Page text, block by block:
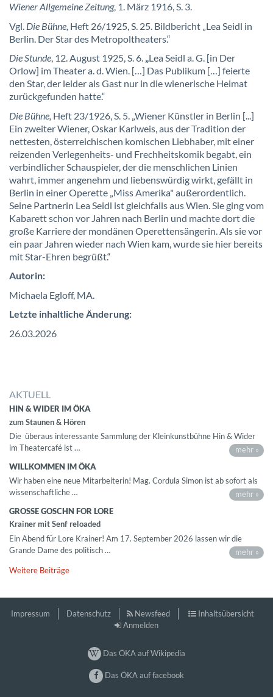
Wiener Allgemeine Zeitung, 1. März 1916, S. 3.
Vgl. Die Bühne, Heft 26/1925, S. 25. Bildbericht „Lea Seidl in
Berlin. Der Star des Metropoltheaters.“
Die Stunde, 12. August 1925, S. 6. „Lea Seidl a. G. [in Der
Orlow] im Theater a. d. Wien. […] Das Publikum […] feierte
den Star, der leider als Gast nur in die wienerische Heimat
zurückgefunden hatte.“
Die Bühne, Heft 23/1926, S. 5. „Wiener Künstler in Berlin [...]
Ein zweiter Wiener, Oskar Karlweis, aus der Tradition der
nettesten, österreichischen komischen Liebhaber, mit einer
reizenden Verlegenheits- und Frechheitskomik begabt, ein
verbindlicher Schauspieler, der die menschlichen Linien
wahrt, immer angenehm und liebenswürdig wirkt, gefällt in
Berlin in einer Operette „Miss Amerika" außerordentlich.
Seine Partnerin Lea Seidl ist gleichfalls aus Wien. Sie ging vom
Kabarett schon vor Jahren nach Berlin und machte dort die
große Karriere der mondänen Operettensängerin. Als sie vor
ein paar Jahren wieder nach Wien kam, wurde sie hier bereits
mit Star-Ehren begrüßt.“
Autorin:
Michaela Egloff, MA.
Letzte inhaltliche Änderung:
26.03.2026
AKTUELL
HIN & WIDER IM ÖKA
zum Staunen & Hören
Die überaus interessante Sammlung der Kleinkunstbühne Hin & Wider
im Theatercafé ist …
mehr »
WILLKOMMEN IM ÖKA
Wir haben eine neue Mitarbeiterin! Mag. Cordula Simon ist ab sofort als
wissenschaftliche …
mehr »
GROSSE GOSCHN FOR LORE
Krainer mit Senf reloaded
Ein Abend für Lore Krainer! Am 17. September 2026 lassen wir die
Grande Dame des politisch …
mehr »
Weitere Beiträge
Impressum Datenschutz Newsfeed
Inhaltsübersicht
Anmelden
Das ÖKA auf Wikipedia
Das ÖKA auf facebook